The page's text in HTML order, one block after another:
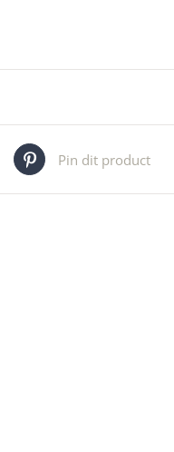
Pin dit product